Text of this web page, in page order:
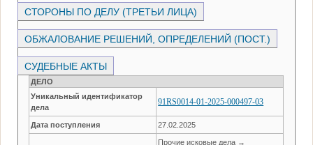
СТОРОНЫ ПО ДЕЛУ (ТРЕТЬИ ЛИЦА)
ОБЖАЛОВАНИЕ РЕШЕНИЙ, ОПРЕДЕЛЕНИЙ (ПОСТ.)
СУДЕБНЫЕ АКТЫ
ДЕЛО
Уникальный идентификатор
дела
91RS0014-01-2025-000497-03
Дата поступления 27.02.2025
Прочие исковые дела →